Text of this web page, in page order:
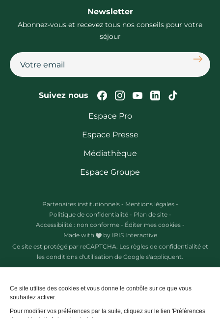
Newsletter
Abonnez-vous et recevez tous nos conseils pour votre
séjour
Suivez nous Suivez-nous sur
Suivez-nous sur
Suivez-nous
Suivez-Suivez-
Espace Pro
Espace Presse
Médiathèque
Espace Groupe
Partenaires institutionnels - Mentions légales -
Politique de confidentialité - Plan de site -
Accessibilité : non conforme - Éditer mes cookies -
Made with
by IRIS Interactive
Ce site est protégé par reCAPTCHA. Les règles de confidentialitéet
les conditions d'utilisation de Google s'appliquent.
Ce site utilise des cookies et vous donne le contrôle sur ce que vous
souhaitez activer.
Pour modifier vos préférences par la suite, cliquez sur le lien 'Préférences